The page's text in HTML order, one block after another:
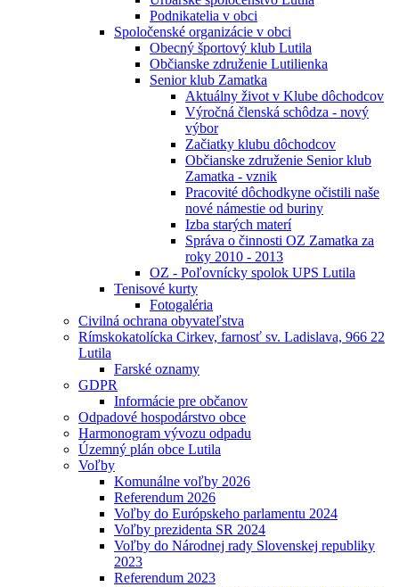
Podnikatelia v obci
Spoločenské organizácie v obci
Obecný športový klub Lutila
Občianske združenie Lutilienka
Senior klub Zamatka
Aktuálny život v Klube dôchodcov
Výročná členská schôdza - nový
výbor
Začiatky klubu dôchodcov
Občianske združenie Senior klub
Zamatka - vznik
Pracovité dôchodkyne očistili naše
nové námestie od buriny
Izba starých materí
Správa o činnosti OZ Zamatka za
roky 2010 - 2013
OZ - Poľovnícky spolok UPS Lutila
Tenisové kurty
Fotogaléria
Civilná ochrana obyvateľstva
Rímskokatolícka Cirkev, farnosť sv. Ladislava, 966 22
Lutila
Farské oznamy
GDPR
Informácie pre občanov
Odpadové hospodárstvo obce
Harmonogram vývozu odpadu
Územný plán obce Lutila
Voľby
Komunálne voľby 2026
Referendum 2026
Voľby do Európskeho parlamentu 2024
Voľby prezidenta SR 2024
Voľby do Národnej rady Slovenskej republiky
2023
Referendum 2023